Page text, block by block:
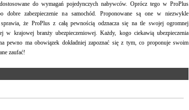
do wymagań pojedynczych nabywców. Oprócz tego w ProPlus
dobre zabezpieczenie na samochód. Proponowane są one w niezwykle
że ProPlus z całą pewnością odznacza się na tle swojej ogromnej
w krajowej branży ubezpieczeniowej. Każdy, kogo ciekawią ubezpieczenia
pewno ma obowiązek dokładniej zapoznać się z tym, co proponuje swoim
zaufać!